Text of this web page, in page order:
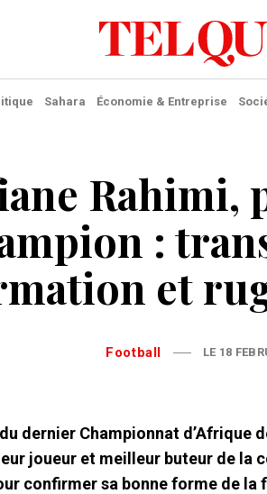
Sahara Économie & Entreprise
Rahimi,
:
et
Football LE 18
dernier Championnat d’Afrique
joueur et meilleur buteur de la
confirmer sa bonne forme de la